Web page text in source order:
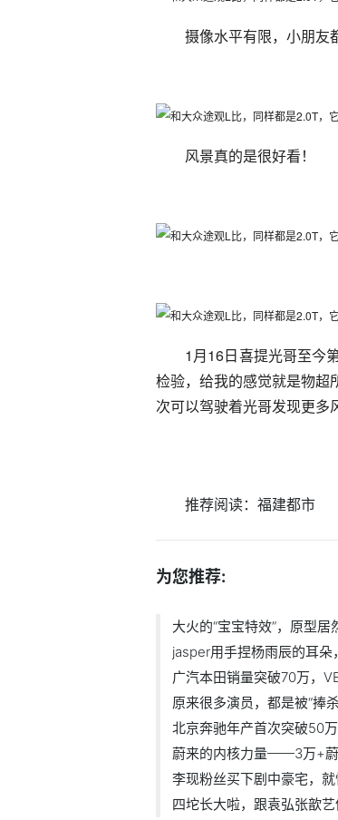
摄像水平有限，小朋友
风景真的是很好看！
1月16日喜提光哥至今
检验，给我的感觉就是物超
次可以驾驶着光哥发现更多
推荐阅读： 福建都市
为您推荐:
大火的“宝宝特效”，原型
jasper用手捏杨雨辰的耳
广汽本田销量突破70万，
原来很多演员，都是被“捧
北京奔驰年产首次突破50
蔚来的内核力量——3万+
李现粉丝买下剧中豪宅，就
四坨长大啦，跟袁弘张歆